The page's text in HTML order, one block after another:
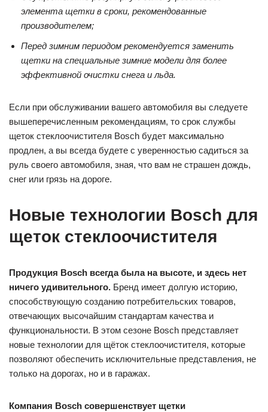
элемента щетки в сроки, рекомендованные
производителем;
Перед зимним периодом рекомендуется заменить
щетки на специальные зимние модели для более
эффективной очистки снега и льда.
Если при обслуживании вашего автомобиля вы следуете
вышеперечисленным рекомендациям, то срок службы
щеток стеклоочистителя Bosch будет максимально
продлен, а вы всегда будете с уверенностью садиться за
руль своего автомобиля, зная, что вам не страшен дождь,
снег или грязь на дороге.
Новые технологии Bosch для
щеток стеклоочистителя
Продукция Bosch всегда была на высоте, и здесь нет
ничего удивительного. Бренд имеет долгую историю,
способствующую созданию потребительских товаров,
отвечающих высочайшим стандартам качества и
функциональности. В этом сезоне Bosch представляет
новые технологии для щёток стеклоочистителя, которые
позволяют обеспечить исключительные представления, не
только на дорогах, но и в гаражах.
Компания Bosch совершенствует щетки